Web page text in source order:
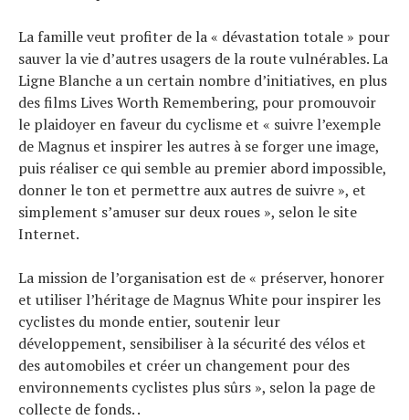
La famille veut profiter de la « dévastation totale » pour
sauver la vie d’autres usagers de la route vulnérables. La
Ligne Blanche a un certain nombre d’initiatives, en plus
des films Lives Worth Remembering, pour promouvoir
le plaidoyer en faveur du cyclisme et « suivre l’exemple
de Magnus et inspirer les autres à se forger une image,
puis réaliser ce qui semble au premier abord impossible,
donner le ton et permettre aux autres de suivre », et
simplement s’amuser sur deux roues », selon le site
Internet.
La mission de l’organisation est de « préserver, honorer
et utiliser l’héritage de Magnus White pour inspirer les
cyclistes du monde entier, soutenir leur
développement, sensibiliser à la sécurité des vélos et
des automobiles et créer un changement pour des
environnements cyclistes plus sûrs », selon la page de
collecte de fonds. .